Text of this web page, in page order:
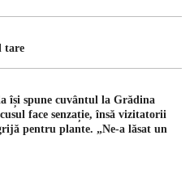
tare
își spune cuvântul la Grădina
face senzație, însă vizitatorii
pentru plante. „Ne-a lăsat un